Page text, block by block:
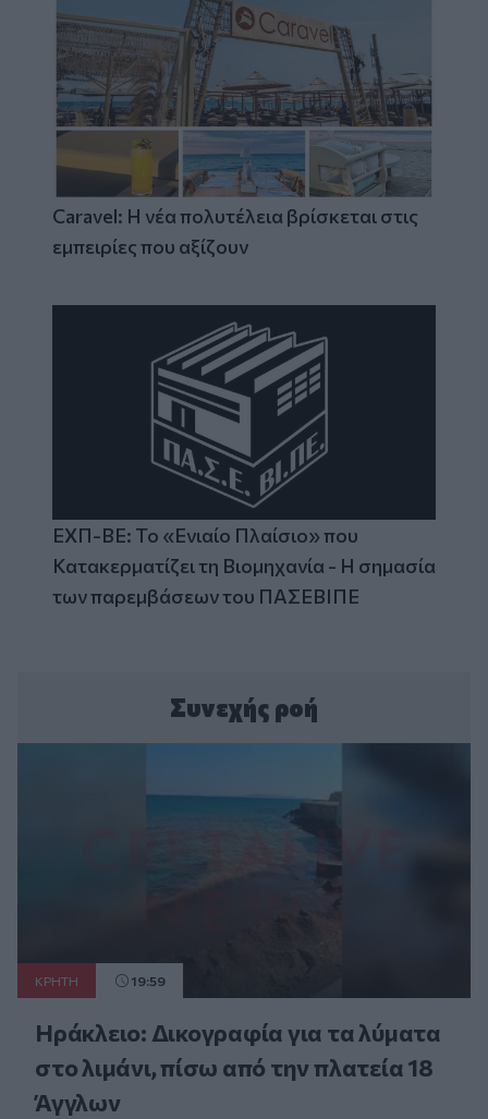
Caravel: Η νέα πολυτέλεια βρίσκεται στις
εμπειρίες που αξίζουν
ΕΧΠ-ΒΕ: Το «Ενιαίο Πλαίσιο» που
Κατακερματίζει τη Βιομηχανία - Η σημασία
των παρεμβάσεων του ΠΑΣΕΒΙΠΕ
Συνεχής ροή
ΚΡΗΤΗ 19:59
Ηράκλειο: Δικογραφία για τα λύματα
στο λιμάνι, πίσω από την πλατεία 18
Άγγλων